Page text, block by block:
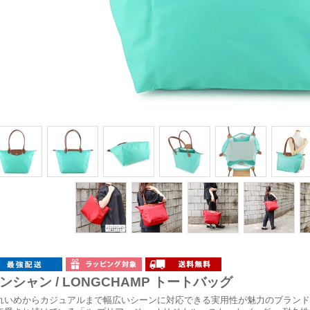
シャン / LONGCHAMP トートバッグ
いめからカジュアルまで幅広いシーンに対応できる実用性が魅力のブラン